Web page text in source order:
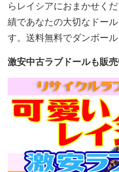
らレイシアにおまかせく
績であなたの大切なドー
す。送料無料でダンボー
激安中古ラブドールも販売